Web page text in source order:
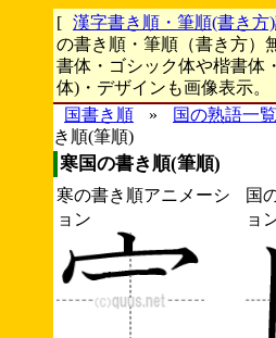
[ 漢字書き順・筆順(書き方
の書き順・筆順（書き方）
書体・ゴシック体や楷書体
体)・デザインも画像表示。
国書き順
» 国の熟語一覧
き順(筆順)
寒国の書き順(筆順)
寒の書き順アニメーシ
ョン
国
ョ